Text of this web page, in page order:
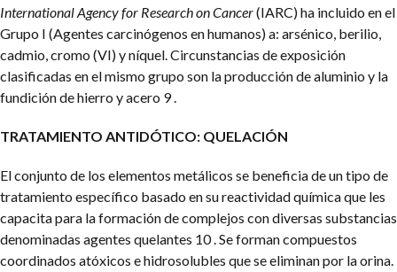
International Agency for Research on Cancer(IARC) ha incluido en el
Grupo I (Agentes carcinógenos en humanos) a: arsénico, berilio,
cadmio, cromo (VI) y níquel. Circunstancias de exposición
clasificadas en el mismo grupo son la producción de aluminio y la
fundición de hierro y acero 9 .
TRATAMIENTO ANTIDÓTICO: QUELACIÓN
El conjunto de los elementos metálicos se beneficia de un tipo de
tratamiento específico basado en su reactividad química que les
capacita para la formación de complejos con diversas substancias
denominadas agentes quelantes 10 . Se forman compuestos
coordinados atóxicos e hidrosolubles que se eliminan por la orina.